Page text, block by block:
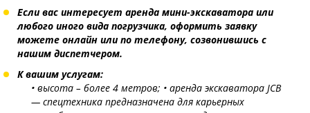
Если вас интересует аренда мини-экскаватора или
любого иного вида погрузчика, оформить заявку
можете онлайн или по телефону, созвонившись с
нашим диспетчером.
К вашим услугам:
• высота – более 4 метров; • аренда экскаватора JCB
— спецтехника предназначена для карьерных